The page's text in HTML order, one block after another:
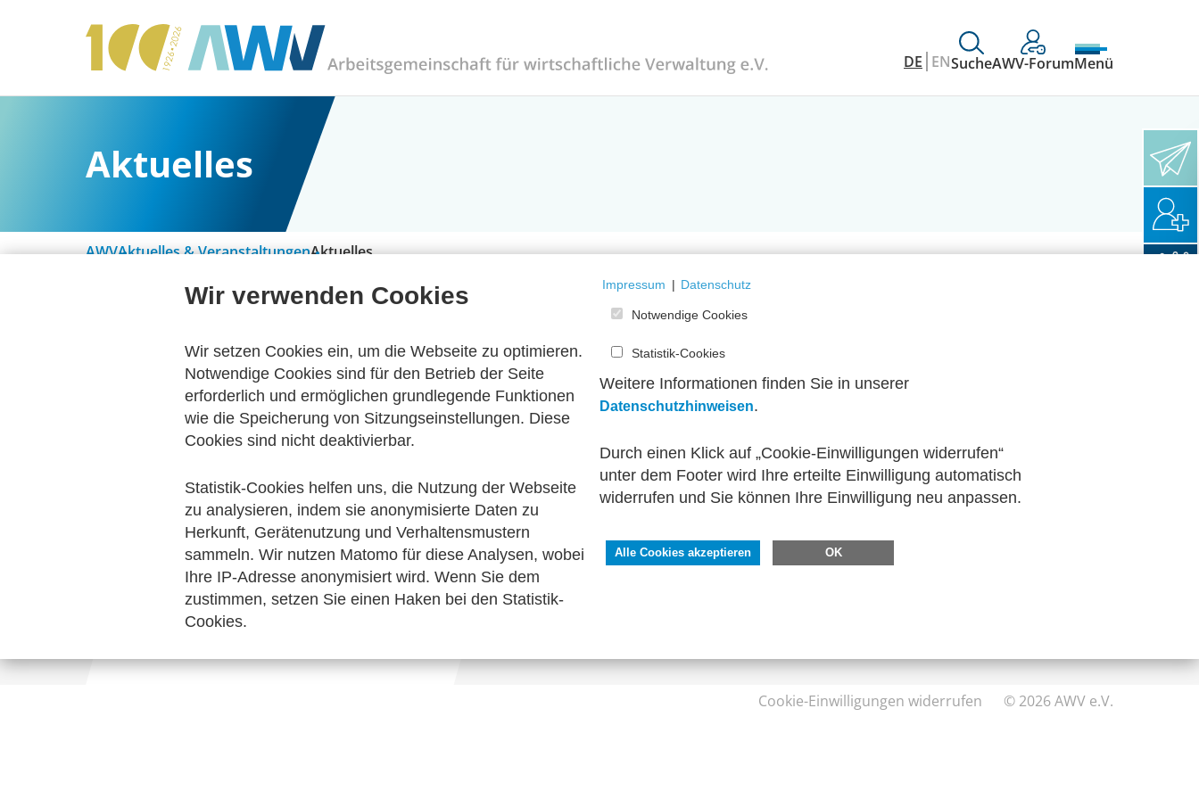
DE ENSucheAWV-ForumMenü
Aktuelles
AWVAktuelles & VeranstaltungenAktuelles
Alle Kategorien
Digitalisierung & Modernisierung Personalwirtschaft Technische Standards
SERVICE
Kontakt
Impressum
Datenschutzhinweise
DIREKT ZU
FeRD
Cookie-Einwilligungen widerrufen © 2026 AWV e.V.
Wir verwenden Cookies
Wir setzen Cookies ein, um die Webseite zu optimieren.
Notwendige Cookies sind für den Betrieb der Seite
erforderlich und ermöglichen grundlegende Funktionen
wie die Speicherung von Sitzungseinstellungen. Diese
Cookies sind nicht deaktivierbar.
Statistik-Cookies helfen uns, die Nutzung der Webseite
zu analysieren, indem sie anonymisierte Daten zu
Herkunft, Gerätenutzung und Verhaltensmustern
sammeln. Wir nutzen Matomo für diese Analysen, wobei
Ihre IP-Adresse anonymisiert wird. Wenn Sie dem
zustimmen, setzen Sie einen Haken bei den Statistik-
Cookies.
Impressum | Datenschutz
Notwendige Cookies
Statistik-Cookies
Weitere Informationen finden Sie in unserer
Datenschutzhinweisen.
Durch einen Klick auf „Cookie-Einwilligungen widerrufen“
unter dem Footer wird Ihre erteilte Einwilligung automatisch
widerrufen und Sie können Ihre Einwilligung neu anpassen.
Alle Cookies akzeptieren OK